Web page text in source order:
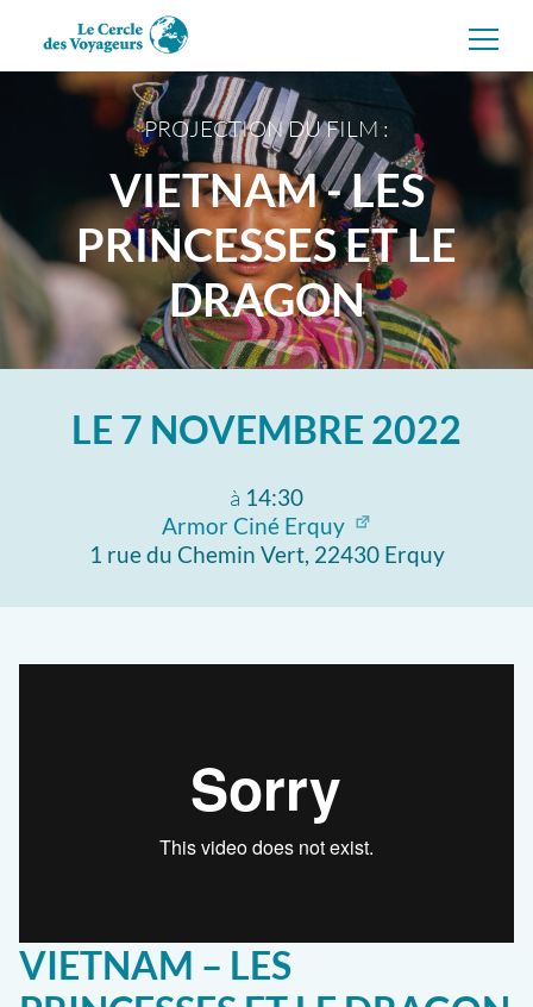
directement
contenu
PROJECTION DU FILM :
VIETNAM - LES
PRINCESSES ET LE
DRAGON
LE 7 NOVEMBRE 2022
à 14:30
Armor Ciné Erquy
1 rue du Chemin Vert, 22430 Erquy
VIETNAM – LES